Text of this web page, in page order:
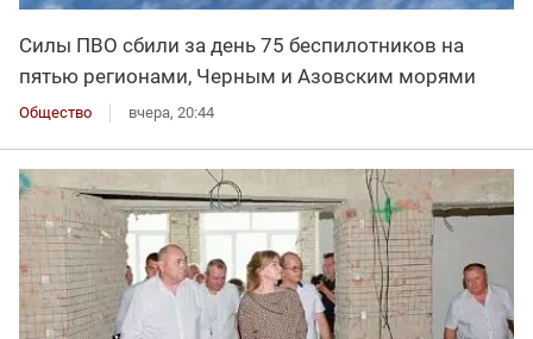
Силы ПВО сбили за день 75 беспилотников на
пятью регионами, Черным и Азовским морями
Общество вчера, 20:44